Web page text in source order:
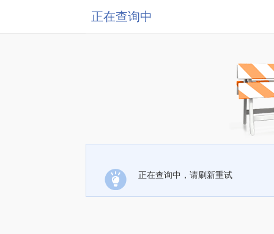
正在查询中
正在查询中，请刷新重试